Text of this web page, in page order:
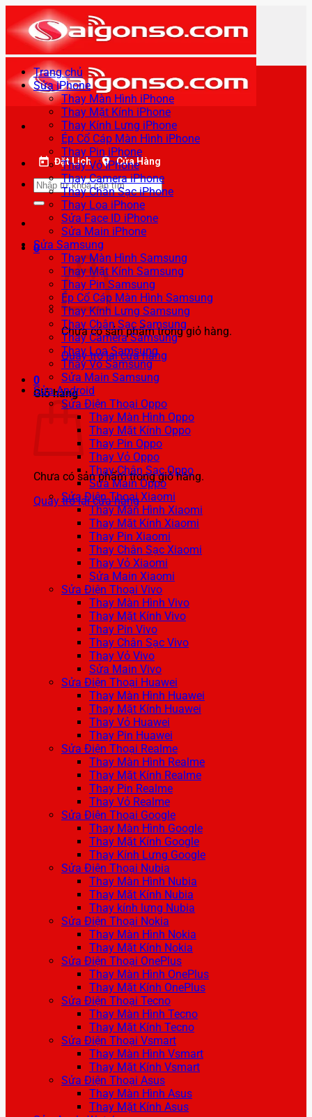
qua
nội
dung
Đặt Lịch Cửa Hàng
Tìm
kiếm:
0
Chưa có sản phẩm trong giỏ hàng.
Quay trở lại cửa hàng
0
Giỏ hàng
Chưa có sản phẩm trong giỏ hàng.
Quay trở lại cửa hàng
Trang chủ
Sửa iPhone
Thay Màn Hình iPhone
Thay Mặt Kính iPhone
Thay Kính Lưng iPhone
Ép Cổ Cáp Màn Hình iPhone
Thay Pin iPhone
Thay Vỏ iPhone
Thay Camera iPhone
Thay Chân Sạc iPhone
Thay Loa iPhone
Sửa Face ID iPhone
Sửa Main iPhone
Sửa Samsung
Thay Màn Hình Samsung
Thay Mặt Kính Samsung
Thay Pin Samsung
Ép Cổ Cáp Màn Hình Samsung
Thay Kính Lưng Samsung
Thay Chân Sạc Samsung
Thay Camera Samsung
Thay Loa Samsung
Thay Vỏ Samsung
Sửa Main Samsung
Sửa Android
Sửa Điện Thoại Oppo
Thay Màn Hình Oppo
Thay Mặt Kính Oppo
Thay Pin Oppo
Thay Vỏ Oppo
Thay Chân Sạc Oppo
Sửa Main Oppo
Sửa Điện Thoại Xiaomi
Thay Màn Hình Xiaomi
Thay Mặt Kính Xiaomi
Thay Pin Xiaomi
Thay Chân Sạc Xiaomi
Thay Vỏ Xiaomi
Sửa Main Xiaomi
Sửa Điện Thoại Vivo
Thay Màn Hình Vivo
Thay Mặt Kính Vivo
Thay Pin Vivo
Thay Chân Sạc Vivo
Thay Vỏ Vivo
Sửa Main Vivo
Sửa Điện Thoại Huawei
Thay Màn Hình Huawei
Thay Mặt Kính Huawei
Thay Vỏ Huawei
Thay Pin Huawei
Sửa Điện Thoại Realme
Thay Màn Hình Realme
Thay Mặt Kính Realme
Thay Pin Realme
Thay Vỏ Realme
Sửa Điện Thoại Google
Thay Màn Hình Google
Thay Mặt Kính Google
Thay Kính Lưng Google
Sửa Điện Thoại Nubia
Thay Màn Hình Nubia
Thay Mặt Kính Nubia
Thay kính lưng Nubia
Sửa Điện Thoại Nokia
Thay Màn Hình Nokia
Thay Mặt Kính Nokia
Sửa Điện Thoại OnePlus
Thay Màn Hình OnePlus
Thay Mặt Kính OnePlus
Sửa Điện Thoại Tecno
Thay Màn Hình Tecno
Thay Mặt Kính Tecno
Sửa Điện Thoại Vsmart
Thay Màn Hình Vsmart
Thay Mặt Kính Vsmart
Sửa Điện Thoại Asus
Thay Màn Hình Asus
Thay Mặt Kính Asus